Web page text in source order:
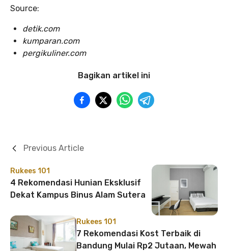
Source:
detik.com
kumparan.com
pergikuliner.com
Bagikan artikel ini
Rukees 101
4 Rekomendasi Hunian Eksklusif
Dekat Kampus Binus Alam Sutera
Previous Article
Rukees 101
7 Rekomendasi Kost Terbaik di
Bandung Mulai Rp2 Jutaan, Mewah